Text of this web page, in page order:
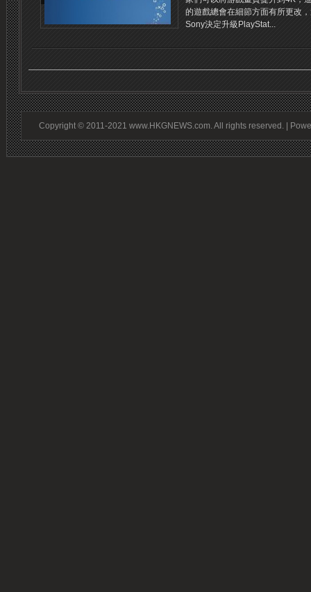
的遊戲總會在細節方面有所更改
Sony決定升級PlayStat...
Copyright © 2011-2021 www.HKGNEWS.com. All rights reserved. |